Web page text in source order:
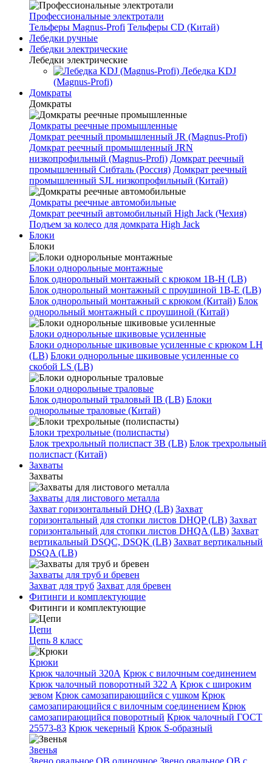
Профессиональные электротали
Тельферы Magnus-Profi Тельферы CD (Китай)
Лебедки ручные
Лебедки электрические
Лебедки электрические
Лебедка KDJ
(Magnus-Profi)
Домкраты
Домкраты
Домкраты реечные промышленные
Домкрат реечный промышленный JR (Magnus-Profi)
Домкрат реечный промышленный JRN
низкопрофильный (Magnus-Profi) Домкрат реечный
промышленный Сибталь (Россия) Домкрат реечный
промышленный SJL низкопрофильный (Китай)
Домкраты реечные автомобильные
Домкрат реечный автомобильный High Jack (Чехия)
Подъем за колесо для домкрата High Jack
Блоки
Блоки
Блоки однорольные монтажные
Блок однорольный монтажный с крюком 1B-H (LB)
Блок однорольный монтажный с проушиной 1B-E (LB)
Блок однорольный монтажный с крюком (Китай) Блок
однорольный монтажный с проушиной (Китай)
Блоки однорольные шкивовые усиленные
Блоки однорольные шкивовые усиленные с крюком LH
(LB) Блоки однорольные шкивовые усиленные со
скобой LS (LB)
Блоки однорольные траловые
Блок однорольный траловый IB (LB) Блоки
однорольные траловые (Китай)
Блоки трехрольные (полиспасты)
Блок трехрольный полиспаст 3B (LB) Блок трехрольный
полиспаст (Китай)
Захваты
Захваты
Захваты для листового металла
Захват горизонтальный DHQ (LB) Захват
горизонтальный для стопки листов DHQP (LB) Захват
горизонтальный для стопки листов DHQA (LB) Захват
вертикальный DSQC, DSQK (LB) Захват вертикальный
DSQA (LB)
Захваты для труб и бревен
Захват для труб Захват для бревен
Фитинги и комплектующие
Фитинги и комплектующие
Цепи
Цепь 8 класс
Крюки
Крюк чалочный 320А Крюк с вилочным соединением
Крюк чалочный поворотный 322 А Крюк с широким
зевом Крюк самозапирающийся с ушком Крюк
самозапирающийся с вилочным соединением Крюк
самозапирающийся поворотный Крюк чалочный ГОСТ
25573-83 Крюк чекерный Крюк S-образный
Звенья
Звено овальное OB одиночное Звено овальное ОВ с